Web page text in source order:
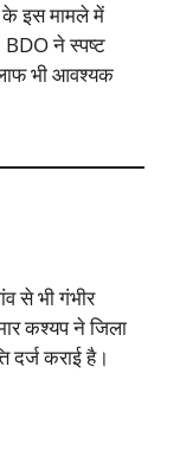
के इस मामले में
BDO ने स्पष्ट
भी आवश्यक
से भी गंभीर
कश्यप ने जिला
दर्ज कराई है।